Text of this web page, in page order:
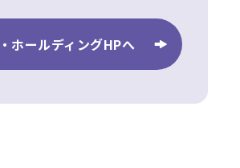
ホールディングHPへ